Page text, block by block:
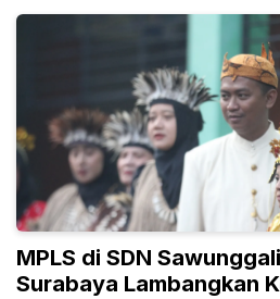
MPLS di SDN
Surabaya Lambangkan